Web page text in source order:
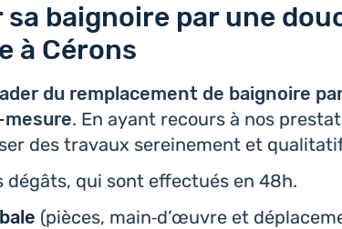
sa baignoire par une
à Cérons
du rem­pla­ce­ment de bai­gnoire
mesure. En ayant recours à nos
des travaux serei­ne­ment et
dégâts, qui sont effec­tués en 48h.
(pièces, main‑d’œuvre et